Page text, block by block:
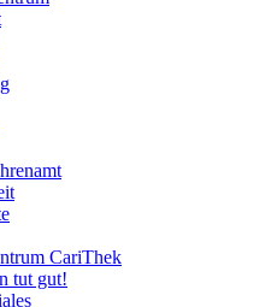
CariThek
tut gut!